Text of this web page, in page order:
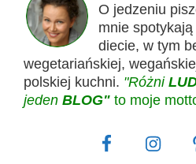
O jedzeniu
mnie
diecie, w tym
wegetariańskiej,
polskiej kuchni. "Różni
jeden BLOG" to moje